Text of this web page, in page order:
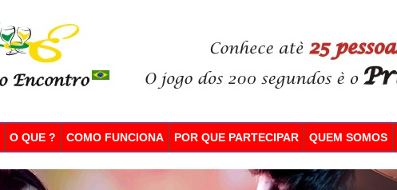
O QUE ? COMO FUNCIONA POR QUE PARTECIPAR QUEM SOMOS